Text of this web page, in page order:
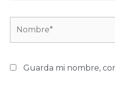
Guarda mi nombre,